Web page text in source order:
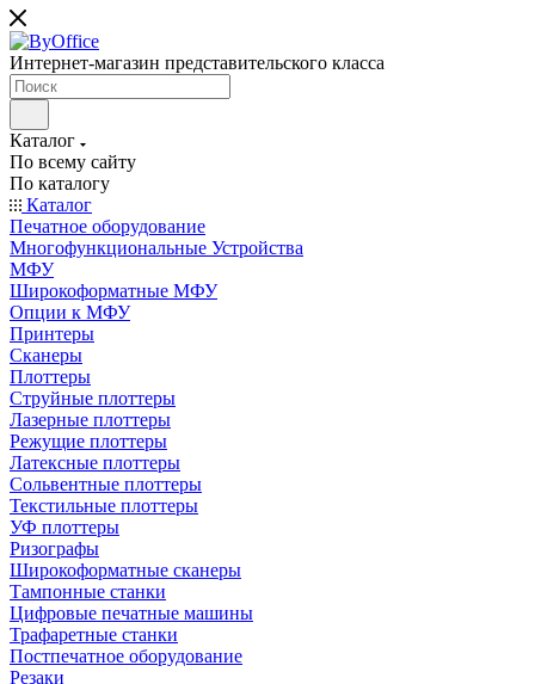
Интернет-магазин представительского класса
Каталог
По всему сайту
По каталогу
Каталог
Печатное оборудование
Многофункциональные Устройства
МФУ
Широкоформатные МФУ
Опции к МФУ
Принтеры
Сканеры
Плоттеры
Струйные плоттеры
Лазерные плоттеры
Режущие плоттеры
Латексные плоттеры
Сольвентные плоттеры
Текстильные плоттеры
УФ плоттеры
Ризографы
Широкоформатные сканеры
Тампонные станки
Цифровые печатные машины
Трафаретные станки
Постпечатное оборудование
Резаки